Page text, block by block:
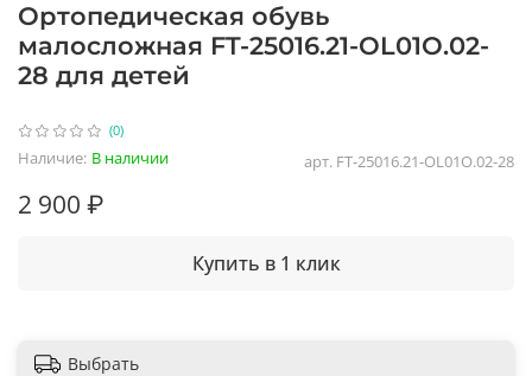
(0)
арт. FT-25016.21-OL01О.02-28
Наличие: В наличии
Ортопедическая обувь
малосложная FT-25016.21-OL01О.02-
28 для детей
2 900 ₽
Купить в 1 клик
Выбрать